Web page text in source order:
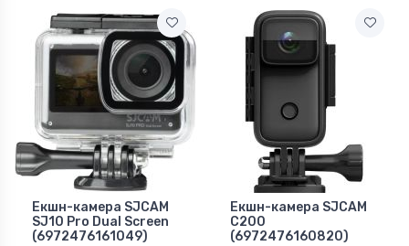
Екшн-камера SJCAM
SJ10 Pro Dual Screen
(6972476161049)
Екшн-камера SJCAM
C200
(6972476160820)